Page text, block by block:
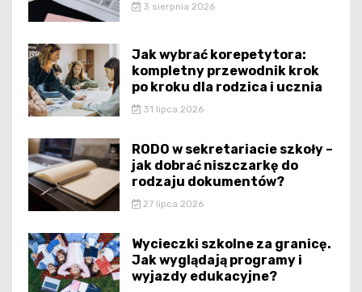
3 sierpnia 2026
Jak wybrać korepetytora:
kompletny przewodnik krok
po kroku dla rodzica i ucznia
31 lipca 2026
RODO w sekretariacie szkoły –
jak dobrać niszczarkę do
rodzaju dokumentów?
27 lipca 2026
Wycieczki szkolne za granicę.
Jak wyglądają programy i
wyjazdy edukacyjne?